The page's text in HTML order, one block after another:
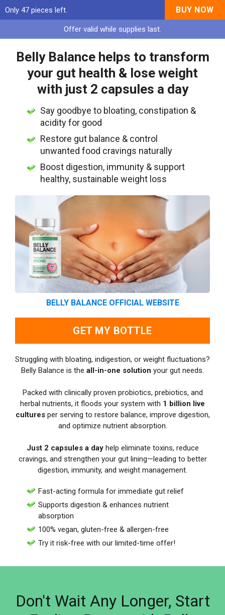
Only 47 pieces left. BUY NOW
Offer valid while supplies last.
Belly Balance helps to transform
your gut health & lose weight
with just 2 capsules a day
Say goodbye to bloating, constipation &
acidity for good
Restore gut balance & control
unwanted food cravings naturally
Boost digestion, immunity & support
healthy, sustainable weight loss
BELLY BALANCE OFFICIAL WEBSITE
GET MY BOTTLE
Struggling with bloating, indigestion, or weight fluctuations?
Belly Balance is the all-in-one solution your gut needs.
Packed with clinically proven probiotics, prebiotics, and
herbal nutrients, it floods your system with 1 billion live
culturesper serving to restore balance, improve digestion,
and optimize nutrient absorption.
Just 2 capsules a dayhelp eliminate toxins, reduce
cravings, and strengthen your gut lining—leading to better
digestion, immunity, and weight management.
Fast-acting formula for immediate gut relief
Supports digestion & enhances nutrient
absorption
100% vegan, gluten-free & allergen-free
Try it risk-free with our limited-time offer!
Don't Wait Any Longer, Start